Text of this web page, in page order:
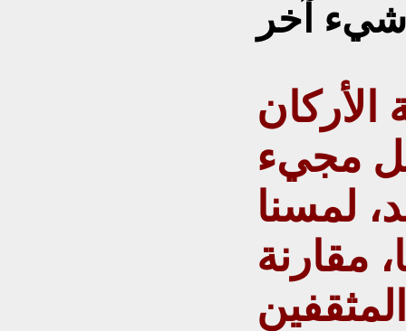
مجيء
لمسنا
مقارنة